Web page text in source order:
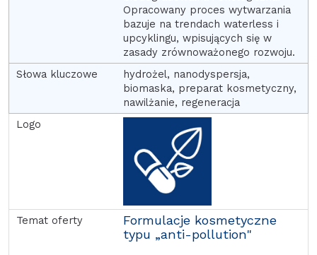
Opracowany proces wytwarzania
bazuje na trendach waterless i
upcyklingu, wpisujących się w
zasady zrównoważonego rozwoju.
hydrożel, nanodyspersja,
biomaska, preparat kosmetyczny,
nawilżanie, regeneracja
Formulacje kosmetyczne
typu „anti-pollution"